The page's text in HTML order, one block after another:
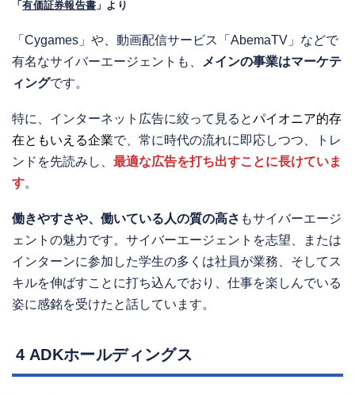
「有価証券報告書 」より
「Cygames」や、動画配信サービス「AbemaTV」などで
有名なサイバーエージェントも、
メインの事業はマーケテ
ィングです。
特に、インターネット広告に絞って見るとパイオニア的存
在ともいえる企業で、常に時代の流れに即応しつつ、トレ
ンドを先読みし、 最適な広告を打ち出すことに長けていま
す。
働きやすさや、働いている人の質の高さ もサイバーエージ
ェントの魅力です。サイバーエージェントを志望、または
インターンに参加した学生の多くは社員が業務、そしてス
キルを伸ばすことに打ち込んでおり、仕事を楽しんでいる
姿に感銘を受けたと話しています。
4 ADKホールディングス